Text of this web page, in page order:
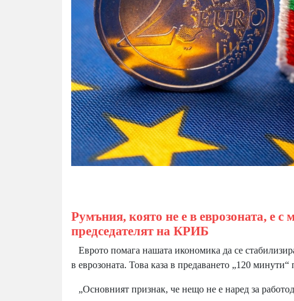
Румъния, която не е в еврозоната, е
председателят на КРИБ
Еврото помага нашата икономика да се
в еврозоната. Това каза в предаването „120
„Основният признак, че нещо не е наред за